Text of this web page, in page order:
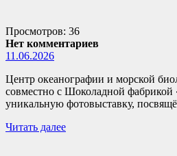
Просмотров: 36
Нет комментариев
11.06.2026
Центр океанографии и морской
совместно с Шоколадной фабрикой
уникальную фотовыставку,
Читать далее